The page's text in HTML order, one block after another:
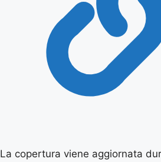
La copertura viene aggiornata